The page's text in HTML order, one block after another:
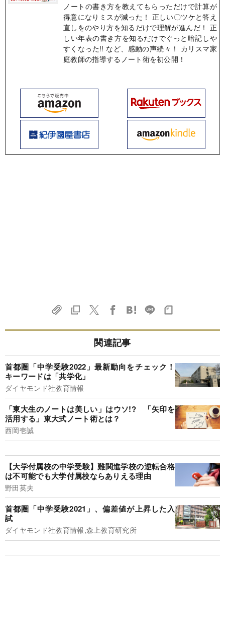
ノートの書き方を教えてもらっただけで計算が
得意になりミスが減った！ 正しい〇ツケと答え
直しをのやり方を知るだけで理解が進んだ！ 正
しい年表の書き方を知るだけでぐっと暗記しや
すくなった!! など、感動の声続々！ カリスマ家
庭教師の指導するノート術を初公開！
関連記事
首都圏「中学受験2022」最新動向をチェック！
キーワードは「共学化」
ダイヤモンド社教育情報
「東大生のノートは美しい」はウソ!? 「矢印を
活用する」東大式ノート術とは？
西岡壱誠
【大学付属校の中学受験】難関進学校の逆転合格
は不可能でも大学付属校ならありえる理由
野田英夫
首都圏「中学受験2021」、偏差値が上昇した入
試
ダイヤモンド社教育情報,森上教育研究所